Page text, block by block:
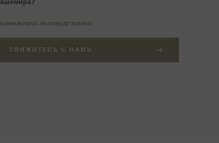
ВОПРОС ПО ПОВОДУ ТОВАРА?
СВЯЖИТЕСЬ С НАМИ